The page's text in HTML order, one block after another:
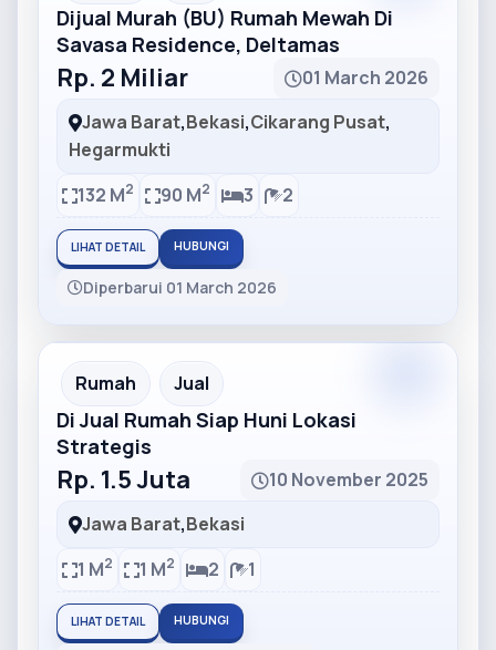
Dijual Murah (BU) Rumah Mewah Di
Savasa Residence, Deltamas
Rp. 2 Miliar
01 March 2026
Jawa Barat,Bekasi,Cikarang Pusat,
Hegarmukti
132 M2 90 M2 3 2
LIHAT DETAIL HUBUNGI
Diperbarui 01 March 2026
Partner Ad
Rumah Jual
Di Jual Rumah Siap Huni Lokasi
Strategis
Rp. 1.5 Juta
10 November 2025
Jawa Barat,Bekasi
1 M2 1 M2 2 1
LIHAT DETAIL HUBUNGI